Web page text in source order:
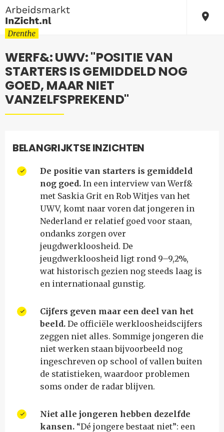
WERF&: UWV: "POSITIE VAN
STARTERS IS GEMIDDELD NOG
GOED, MAAR NIET
VANZELFSPREKEND"
BELANGRIJKTSE INZICHTEN
De positie van starters is gemiddeld
nog goed. In een interview van Werf&
met Saskia Grit en Rob Witjes van het
UWV, komt naar voren dat jongeren in
Nederland er relatief goed voor staan,
ondanks zorgen over
jeugdwerkloosheid. De
jeugdwerkloosheid ligt rond 9–9,2%,
wat historisch gezien nog steeds laag is
en internationaal gunstig.
Cijfers geven maar een deel van het
beeld. De officiële werkloosheidscijfers
zeggen niet alles. Sommige jongeren die
niet werken staan bijvoorbeeld nog
ingeschreven op school of vallen buiten
de statistieken, waardoor problemen
soms onder de radar blijven.
Niet alle jongeren hebben dezelfde
kansen. “Dé jongere bestaat niet”: een